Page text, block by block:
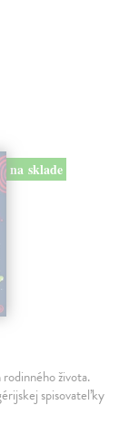
na sklade
života.
spisovateľky